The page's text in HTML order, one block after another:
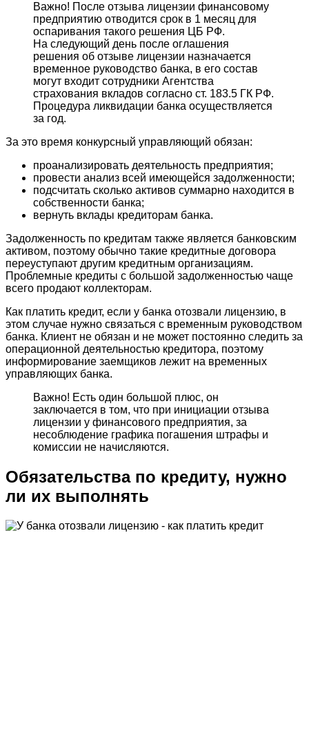
Важно! После отзыва лицензии финансовому
предприятию отводится срок в 1 месяц для
оспаривания такого решения ЦБ РФ.
На следующий день после оглашения
решения об отзыве лицензии назначается
временное руководство банка, в его состав
могут входит сотрудники Агентства
страхования вкладов согласно ст. 183.5 ГК РФ.
Процедура ликвидации банка осуществляется
за год.
За это время конкурсный управляющий обязан:
проанализировать деятельность предприятия;
провести анализ всей имеющейся задолженности;
подсчитать сколько активов суммарно находится в
собственности банка;
вернуть вклады кредиторам банка.
Задолженность по кредитам также является банковским
активом, поэтому обычно такие кредитные договора
переуступают другим кредитным организациям.
Проблемные кредиты с большой задолженностью чаще
всего продают коллекторам.
Как платить кредит, если у банка отозвали лицензию, в
этом случае нужно связаться с временным руководством
банка. Клиент не обязан и не может постоянно следить за
операционной деятельностью кредитора, поэтому
информирование заемщиков лежит на временных
управляющих банка.
Важно! Есть один большой плюс, он
заключается в том, что при инициации отзыва
лицензии у финансового предприятия, за
несоблюдение графика погашения штрафы и
комиссии не начисляются.
Обязательства по кредиту, нужно
ли их выполнять